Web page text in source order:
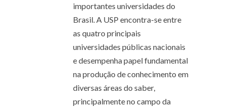
importantes universidades do
Brasil. A USP encontra-se entre
as quatro principais
universidades públicas nacionais
e desempenha papel fundamental
na produção de conhecimento em
diversas áreas do saber,
principalmente no campo da